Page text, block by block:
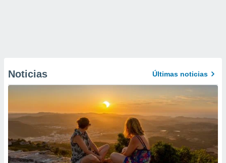
Noticias Últimas noticias